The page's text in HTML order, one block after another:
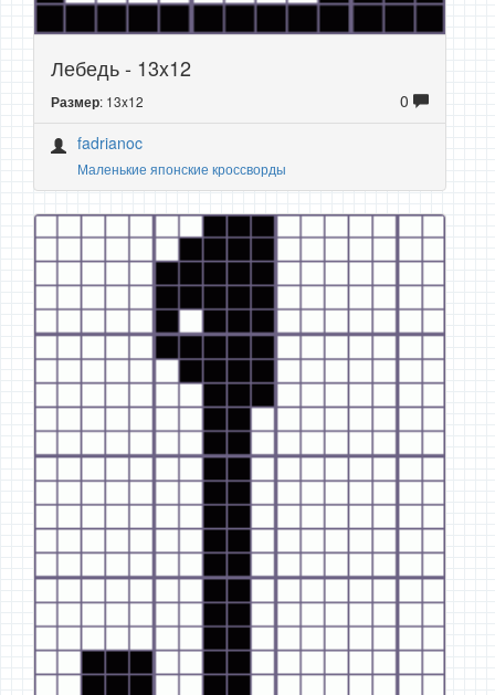
Лебедь - 13x12
Размер: 13x12
0
fadrianoc
Маленькие японские кроссворды